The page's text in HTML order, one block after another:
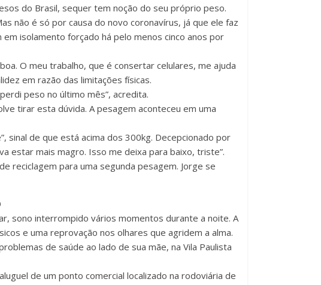
do Brasil, sequer tem noção do seu próprio peso.
não é só por causa do novo coronavírus, já que ele faz
isolamento forçado há pelo menos cinco anos por
O meu trabalho, que é consertar celulares, me ajuda
em razão das limitações físicas.
peso no último mês”, acredita.
tirar esta dúvida. A pesagem aconteceu em uma
sinal de que está acima dos 300kg. Decepcionado por
estar mais magro. Isso me deixa para baixo, triste”.
reciclagem para uma segunda pesagem. Jorge se
sono interrompido vários momentos durante a noite. A
e uma reprovação nos olhares que agridem a alma.
de saúde ao lado de sua mãe, na Vila Paulista
de um ponto comercial localizado na rodoviária de